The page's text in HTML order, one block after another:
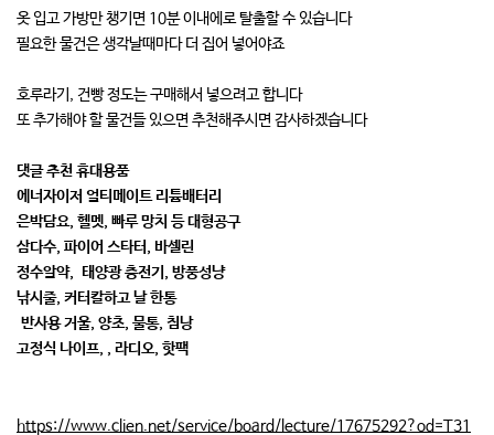
옷 입고 가방만 챙기면 10분 이내에로 탈출할 수 있습니다
필요한 물건은 생각날때마다 더 집어 넣어야죠
호루라기, 건빵 정도는 구매해서 넣으려고 합니다
또 추가해야 할 물건들 있으면 추천해주시면 감사하겠습니다
댓글 추천 휴대용품
에너자이저 얼티메이트 리튬배터리
은박담요, 헬멧, 빠루 망치 등 대형공구
삼다수, 파이어 스타터, 바셀린
정수알약, 태양광 충전기, 방풍성냥
낚시줄, 커터칼하고 날 한통
반사용 거울, 양초, 물통, 침낭
고정식 나이프, , 라디오, 핫팩
https://www.clien.net/service/board/lecture/17675292?od=T31